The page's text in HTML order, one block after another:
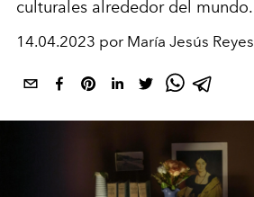
culturales alrededor del mundo.
14.04.2023 por María Jesús Reyes